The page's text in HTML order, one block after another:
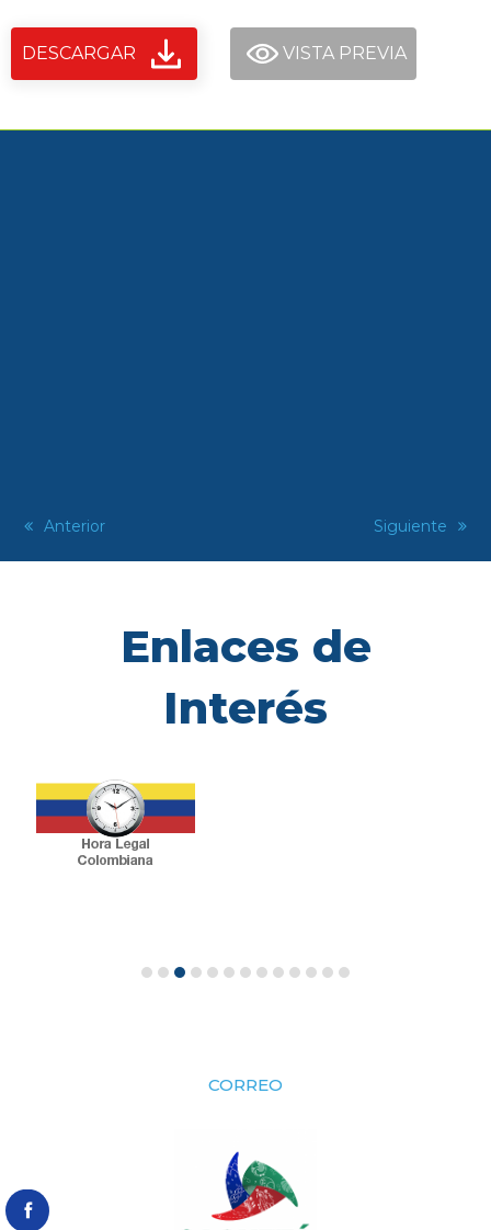
DESCARGAR VISTA PREVIA
previous
Anterior
next
Siguiente
Enlaces de
Interés
CORREO